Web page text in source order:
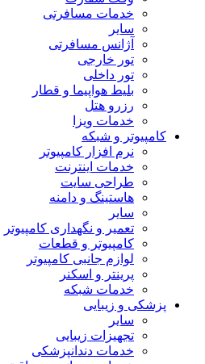
خدمات مسافرتی
سایر
آژانس مسافرتی
تور خارجی
تور داخلی
بلیط هواپیما و قطار
رزرو هتل
خدمات ویزا
کامپیوتر و شبکه
نرم افزار کامپیوتر
خدمات اینترنت
طراحی سایت
هاستینگ و دامنه
سایر
تعمیر و نگهداری کامپیوتر
کامپیوتر و قطعات
لوازم جانبی کامپیوتر
پرینتر و اسکنر
خدمات شبکه
پزشکی و زیبایی
سایر
تجهیزات زیبایی
خدمات دندانپزشکی